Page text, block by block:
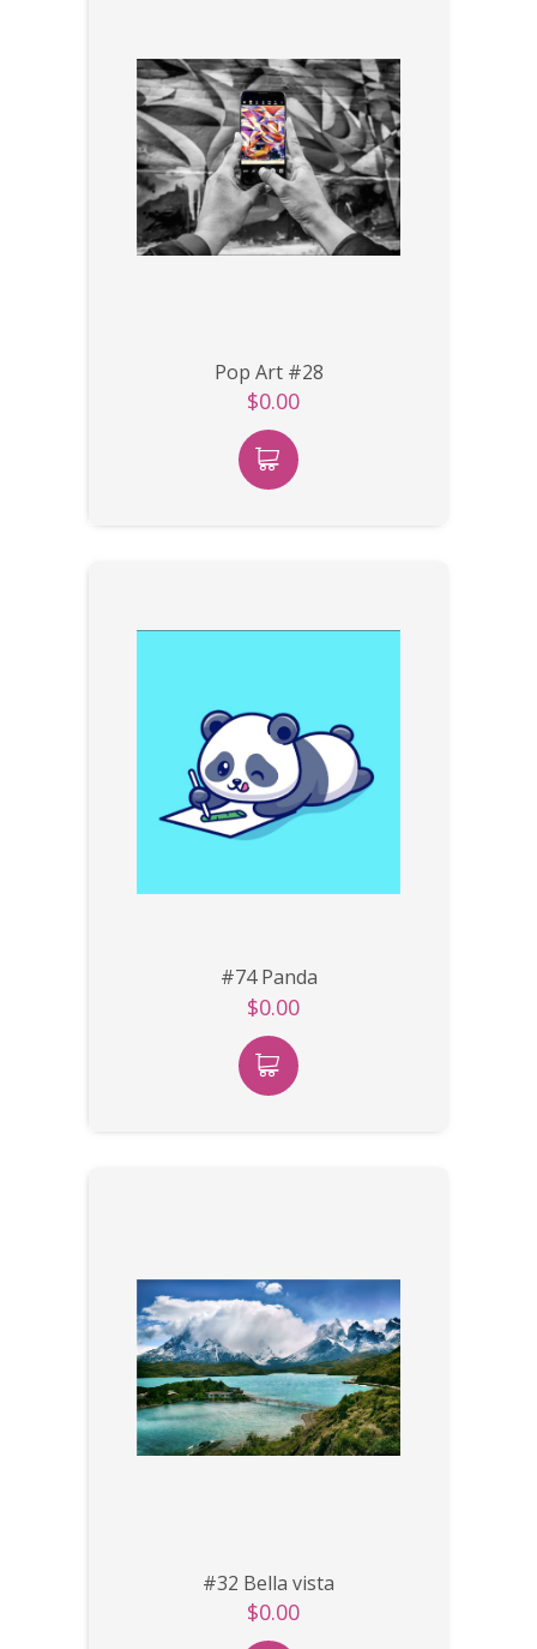
Pop Art #28
$0.00
#74 Panda
$0.00
#32 Bella vista
$0.00